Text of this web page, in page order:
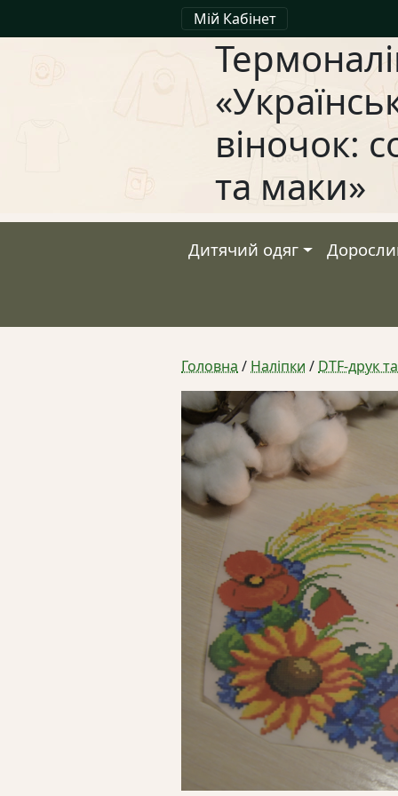
Мій Кабінет
віночок:
та маки»
Дитячий одяг
Головна / Наліпки / DTF-друк